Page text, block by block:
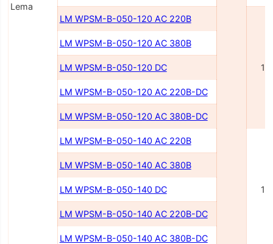
Lema
LM WPSM-B-050-120 AC 220В
LM WPSM-B-050-120 AC 380В
LM WPSM-B-050-120 DC
LM WPSM-B-050-120 AC 220В-DC
LM WPSM-B-050-120 AC 380В-DC
LM WPSM-B-050-140 AC 220В
LM WPSM-B-050-140 AC 380В
LM WPSM-B-050-140 DC
LM WPSM-B-050-140 AC 220В-DC
LM WPSM-B-050-140 AC 380В-DC